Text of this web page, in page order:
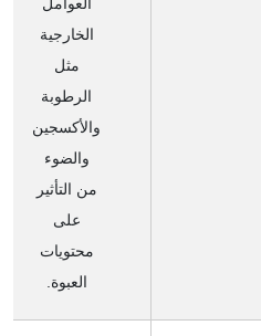
الخارجية
مثل
الرطوبة
والأكسجين
والضوء
من التأثير
على
محتويات
العبوة.